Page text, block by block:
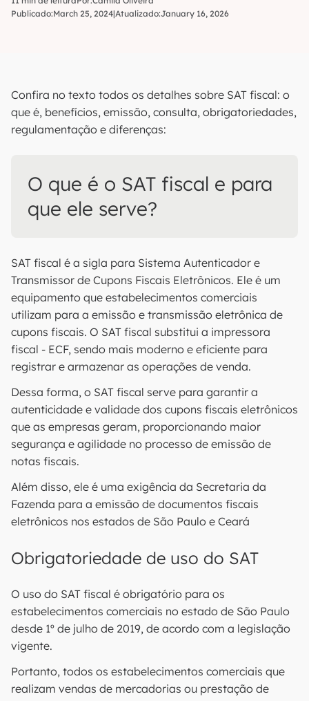
Publicado:March 25, 2024|Atualizado:January 16, 2026
Confira no texto todos os detalhes sobre SAT fiscal: o
que é, benefícios, emissão, consulta, obrigatoriedades,
regulamentação e diferenças:
O que é o SAT fiscal e para
que ele serve?
SAT fiscal é a sigla para Sistema Autenticador e
Transmissor de Cupons Fiscais Eletrônicos. Ele é um
equipamento que estabelecimentos comerciais
utilizam para a emissão e transmissão eletrônica de
cupons fiscais. O SAT fiscal substitui a impressora
fiscal - ECF, sendo mais moderno e eficiente para
registrar e armazenar as operações de venda.
Dessa forma, o SAT fiscal serve para garantir a
autenticidade e validade dos cupons fiscais eletrônicos
que as empresas geram, proporcionando maior
segurança e agilidade no processo de emissão de
notas fiscais.
Além disso, ele é uma exigência da Secretaria da
Fazenda para a emissão de documentos fiscais
eletrônicos nos estados de São Paulo e Ceará
Obrigatoriedade de uso do SAT
O uso do SAT fiscal é obrigatório para os
estabelecimentos comerciais no estado de São Paulo
desde 1º de julho de 2019, de acordo com a legislação
vigente.
Portanto, todos os estabelecimentos comerciais que
realizam vendas de mercadorias ou prestação de